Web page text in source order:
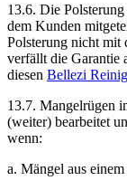
13.6. Die
dem Kunden
Polsterung nicht mit
verfällt die Garantie
diesen Bellezi
13.7. Mangelrügen
(weiter) bearbeitet
wenn:
a. Mängel aus